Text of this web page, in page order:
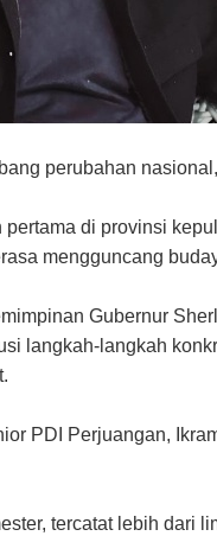
perubahan
di provinsi
mengguncang
Gubernur
langkah-langkah
PDI Perjuangan,
tercatat lebih dari